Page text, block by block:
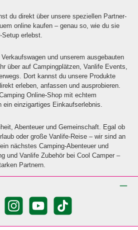
du direkt über unsere speziellen Partner-
online kaufen – genau so, wie du sie
erlebst.
und unserem ausgebauten
über auf Campingplätzen, Vanlife Events,
Dort kannst du unsere Produkte
erleben, anfassen und ausprobieren.
Online-Shop mit echtem
ein einzigartiges Einkaufserlebnis.
Abenteuer und Gemeinschaft. Egal ob
oder große Vanlife-Reise – wir sind an
nächstes Camping-Abenteuer und
und Vanlife Zubehör bei Cool Camper –
Partnern.
Instagram YouTube TikTok